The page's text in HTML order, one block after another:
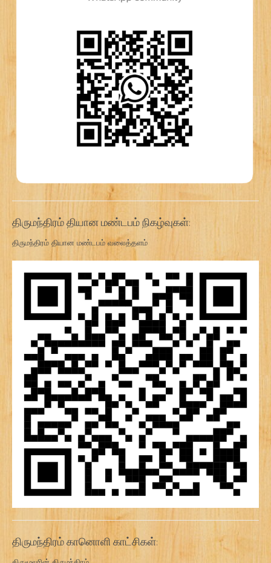
திருமந்திரம் தியான மண்டபம் நிகழ்வுகள்:
திருமந்திரம் தியான மண்டபம் வலைத்தளம்
திருமந்திரம் கானொளி காட்சிகள்: